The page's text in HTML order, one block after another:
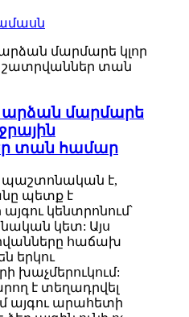
արձան մարմարե
տան համար
պաշտոնական է,
պետք է
կենտրոնում՝
կետ: Այս
հաճախ
երկու
խաչմերուկում:
է տեղադրվել
այգու արահետի